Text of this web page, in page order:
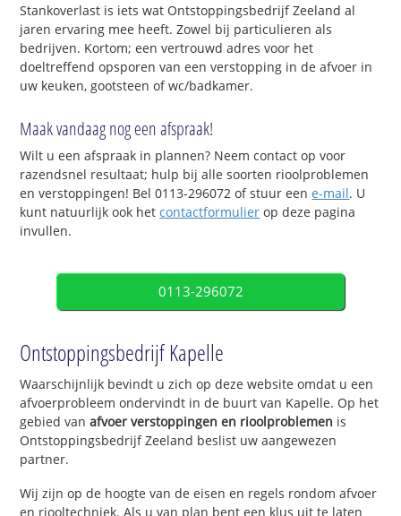
Stankoverlast is iets wat Ontstoppingsbedrijf Zeeland al
jaren ervaring mee heeft. Zowel bij particulieren als
bedrijven. Kortom; een vertrouwd adres voor het
doeltreffend opsporen van een verstopping in de afvoer in
uw keuken, gootsteen of wc/badkamer.
Maak vandaag nog een afspraak!
Wilt u een afspraak in plannen? Neem contact op voor
razendsnel resultaat; hulp bij alle soorten rioolproblemen
en verstoppingen! Bel 0113-296072 of stuur eene-mail. U
kunt natuurlijk ook hetcontactformulier op deze pagina
invullen.
0113-296072
Ontstoppingsbedrijf Kapelle
Waarschijnlijk bevindt u zich op deze website omdat u een
afvoerprobleem ondervindt in de buurt van Kapelle. Op het
gebied vanafvoer verstoppingen en rioolproblemen is
Ontstoppingsbedrijf Zeeland beslist uw aangewezen
partner.
Wij zijn op de hoogte van de eisen en regels rondom afvoer
en riooltechniek. Als u van plan bent een klus uit te laten